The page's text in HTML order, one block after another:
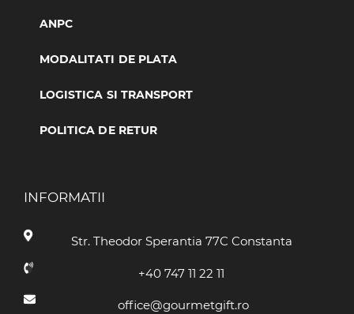
ANPC
MODALITATI DE PLATA
LOGISTICA SI TRANSPORT
POLITICA DE RETUR
INFORMATII
Str. Theodor Sperantia 77C Constanta
+40 747 11 22 11
office@gourmetgift.ro